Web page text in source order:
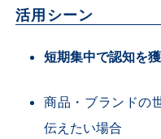
活用シーン
短期集中で認知を
商品・ブランドの
伝えたい場合